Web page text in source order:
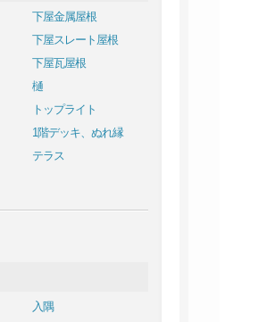
下屋金属屋根
下屋スレート屋根
下屋瓦屋根
樋
トップライト
1階デッキ、ぬれ縁
テラス
入隅